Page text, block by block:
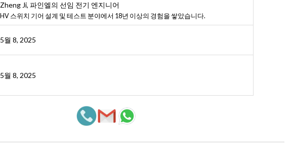
Zheng Ji, 파인엘의 선임 전기 엔지니어
HV 스위치 기어 설계 및 테스트 분야에서 18년 이상의 경험을 쌓았습니다.
5월 8, 2025
5월 8, 2025